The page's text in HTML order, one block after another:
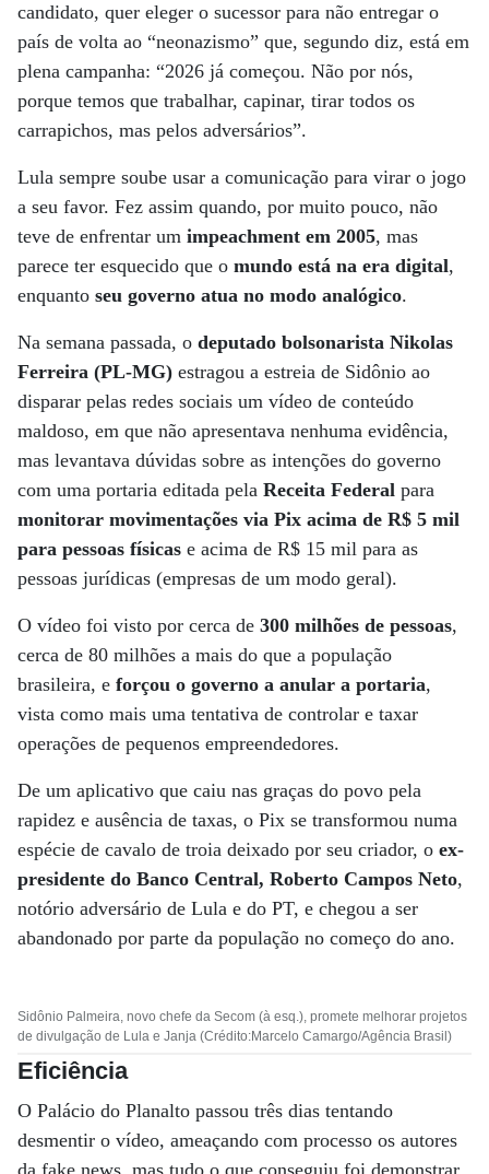
candidato, quer eleger o sucessor para não entregar o
país de volta ao “neonazismo” que, segundo diz, está em
plena campanha: “2026 já começou. Não por nós,
porque temos que trabalhar, capinar, tirar todos os
carrapichos, mas pelos adversários”.
Lula sempre soube usar a comunicação para virar o jogo
a seu favor. Fez assim quando, por muito pouco, não
teve de enfrentar um impeachment em 2005, mas
parece ter esquecido que o mundo está na era digital,
enquanto seu governo atua no modo analógico.
Na semana passada, o deputado bolsonarista Nikolas
Ferreira (PL-MG) estragou a estreia de Sidônio ao
disparar pelas redes sociais um vídeo de conteúdo
maldoso, em que não apresentava nenhuma evidência,
mas levantava dúvidas sobre as intenções do governo
com uma portaria editada pela Receita Federal para
monitorar movimentações via Pix acima de R$ 5 mil
para pessoas físicas e acima de R$ 15 mil para as
pessoas jurídicas (empresas de um modo geral).
O vídeo foi visto por cerca de 300 milhões de pessoas,
cerca de 80 milhões a mais do que a população
brasileira, e forçou o governo a anular a portaria,
vista como mais uma tentativa de controlar e taxar
operações de pequenos empreendedores.
De um aplicativo que caiu nas graças do povo pela
rapidez e ausência de taxas, o Pix se transformou numa
espécie de cavalo de troia deixado por seu criador, o ex-
presidente do Banco Central, Roberto Campos Neto,
notório adversário de Lula e do PT, e chegou a ser
abandonado por parte da população no começo do ano.
Sidônio Palmeira, novo chefe da Secom (à esq.), promete melhorar projetos
de divulgação de Lula e Janja (Crédito:Marcelo Camargo/Agência Brasil)
Eficiência
O Palácio do Planalto passou três dias tentando
desmentir o vídeo, ameaçando com processo os autores
da fake news, mas tudo o que conseguiu foi demonstrar